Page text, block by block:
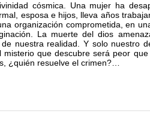
cósmica. Una mujer ha
esposa e hijos, lleva años
organización comprometida, en
La muerte del dios
nuestra realidad. Y solo nuestro
misterio que descubre será peor
¿quién resuelve el crimen?…